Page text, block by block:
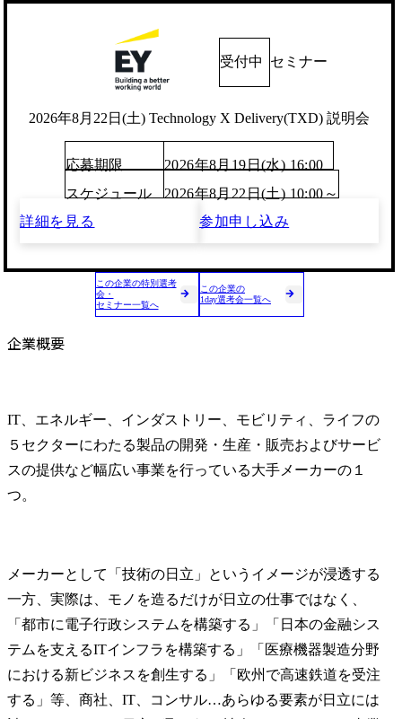
受付中 セミナー
2026年8月22日(土) Technology X Delivery(TXD) 説明会
応募期限
2026年8月19日(水) 16:00
スケジュール
2026年8月22日(土) 10:00～
詳細を見る
参加申し込み
この企業の特別選考
会・
セミナー一覧へ
この企業の
1day選考会一覧へ
企業概要
IT、エネルギー、インダストリー、モビリティ、ライフの
５セクターにわたる製品の開発・生産・販売およびサービ
スの提供など幅広い事業を行っている大手メーカーの１
つ。
メーカーとして「技術の日立」というイメージが浸透する
一方、実際は、モノを造るだけが日立の仕事ではなく、
「都市に電子行政システムを構築する」「日本の金融シス
テムを支えるITインフラを構築する」「医療機器製造分野
における新ビジネスを創生する」「欧州で高速鉄道を受注
する」等、商社、IT、コンサル…あらゆる要素が日立には